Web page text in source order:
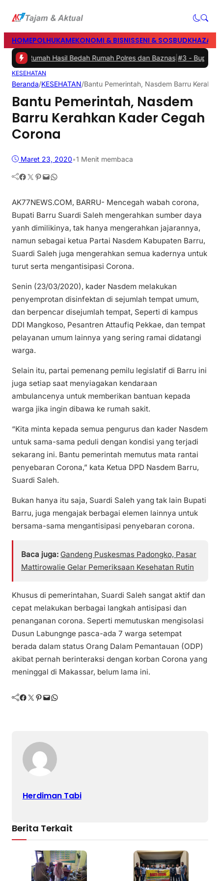
HOMEPOLHUKAMEKONOMI & BISNISSENI & SOSBUD
Rumah Hasil Bedah Rumah Polres dan Baznas|#3 -Bupati Barru
KESEHATAN
Beranda/KESEHATAN/Bantu Pemerintah, Nasdem Barru
Bantu Pemerintah, Nasdem
Barru Kerahkan Kader Cegah
Corona
Maret 23, 2020•1 Menit membaca
Facebook Twitter Pinterest Mail WhatsApp
AK77NEWS.COM, BARRU- Mencegah wabah corona,
Bupati Barru Suardi Saleh mengerahkan sumber daya
yanh dimilikinya, tak hanya mengerahkan jajarannya,
namun sebagai ketua Partai Nasdem Kabupaten Barru,
Suardi Saleh juga mengerahkan semua kadernya untuk
turut serta mengantisipasi Corona.
Senin (23/03/2020), kader Nasdem melakukan
penyemprotan disinfektan di sejumlah tempat umum,
dan berpencar disejumlah tempat, Seperti di kampus
DDI Mangkoso, Pesantren Attaufiq Pekkae, dan tempat
pelayanan umum lainnya yang sering ramai didatangi
warga.
Selain itu, partai pemenang pemilu legislatif di Barru ini
juga setiap saat menyiagakan kendaraan
ambulancenya untuk memberikan bantuan kepada
warga jika ingin dibawa ke rumah sakit.
“Kita minta kepada semua pengurus dan kader Nasdem
untuk sama-sama peduli dengan kondisi yang terjadi
sekarang ini. Bantu pemerintah memutus mata rantai
penyebaran Corona,” kata Ketua DPD Nasdem Barru,
Suardi Saleh.
Bukan hanya itu saja, Suardi Saleh yang tak lain Bupati
Barru, juga mengajak berbagai elemen lainnya untuk
bersama-sama mengantisipasi penyebaran corona.
Baca juga: Gandeng Puskesmas Padongko, Pasar
Mattirowalie Gelar Pemeriksaan Kesehatan Rutin
Khusus di pemerintahan, Suardi Saleh sangat aktif dan
cepat melakukan berbagai langkah antisipasi dan
penanganan corona. Seperti memutuskan mengisolasi
Dusun Labungnge pasca-ada 7 warga setempat
berada dalam status Orang Dalam Pemantauan (ODP)
akibat pernah berinteraksi dengan korban Corona yang
meninggal di Makassar, belum lama ini.
Facebook Twitter Pinterest Mail WhatsApp
Herdiman Tabi
Berita Terkait